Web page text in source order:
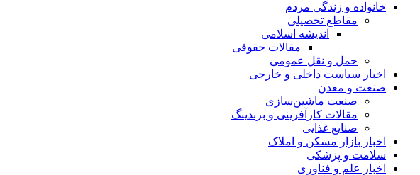
خانواده و زندگی مردم
مقاطع تحصیلی
اندیشه اسلامی
مقالات حقوقی
حمل و نقل عمومی
اخبار سیاست داخلی و خارجی
صنعت و معدن
صنعت ماشین‌سازی
مقالات کارآفرینی و برندینگ
صنایع غذایی
اخبار بازار مسکن و املاک
سلامت و پزشکی
اخبار علم و فناوری